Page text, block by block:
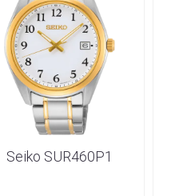
Seiko SUR460P1